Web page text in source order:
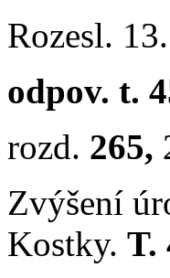
Rozesl.
odpov. t.
rozd. 265,
Zvýšení
Kostky. T.